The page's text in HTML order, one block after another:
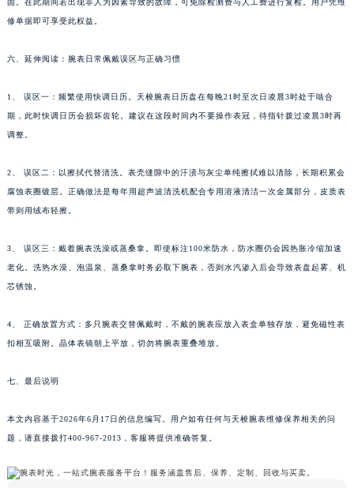
固。在此期间若出现非人为因素导致的故障，可免除检测费与人工费进行复检。用户凭维
修单据即可享受此权益。
六、延伸阅读：腕表日常佩戴误区与正确习惯
1、 误区一：频繁使用快调日历。天梭腕表日历盘在每晚21时至次日凌晨3时处于啮合
期，此时快调日历会损坏齿轮。建议在这段时间内不要操作表冠，待指针拨过凌晨3时再
调整。
2、 误区二：以擦拭代替清洗。表壳缝隙中的汗渍与灰尘单纯擦拭难以清除，长期积累会
腐蚀表圈镀层。正确做法是每年用超声波清洗机配合专用溶液清洁一次金属部分，皮质表
带则用绒布轻擦。
3、 误区三：戴着腕表洗澡或蒸桑拿。即使标注100米防水，防水圈仍会因热胀冷缩加速
老化。洗热水澡、泡温泉、蒸桑拿时务必取下腕表，否则水汽渗入后会导致表盘起雾、机
芯锈蚀。
4、 正确放置方式：多只腕表交替佩戴时，不戴的腕表应放入表盒单独存放，避免磁性表
扣相互吸附。晶体表镜朝上平放，切勿将腕表重叠堆放。
七、最后说明
本文内容基于2026年6月17日的信息编写。用户如有任何与天梭腕表维修保养相关的问
题，请直接拨打400-967-2013，客服将提供准确答复。